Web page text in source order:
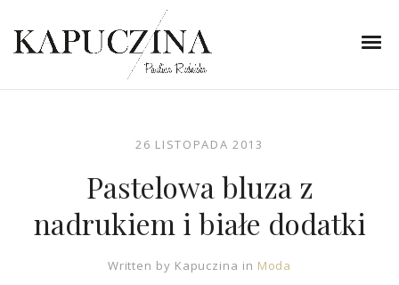
26 LISTOPADA 2013
Pastelowa bluza z
nadrukiem i białe dodatki
Written by Kapuczina in Moda